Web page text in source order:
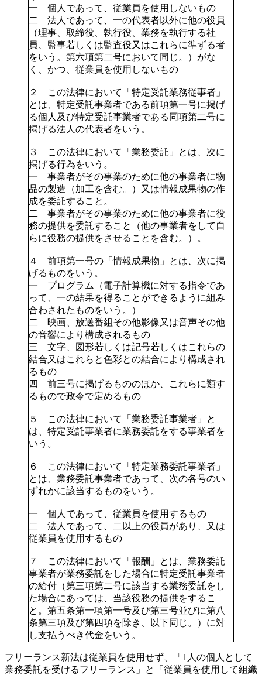
一 個人であって、従業員を使用しないもの
二 法人であって、一の代表者以外に他の役員
（理事、取締役、執行役、業務を執行する社
員、監事若しくは監査役又はこれらに準ずる者
をいう。第六項第二号において同じ。）がな
く、かつ、従業員を使用しないもの
２ この法律において「特定受託業務従事者」
とは、特定受託事業者である前項第一号に掲げ
る個人及び特定受託事業者である同項第二号に
掲げる法人の代表者をいう。
３ この法律において「業務委託」とは、次に
掲げる行為をいう。
一 事業者がその事業のために他の事業者に物
品の製造（加工を含む。）又は情報成果物の作
成を委託すること。
二 事業者がその事業のために他の事業者に役
務の提供を委託すること（他の事業者をして自
らに役務の提供をさせることを含む。）。
４ 前項第一号の「情報成果物」とは、次に掲
げるものをいう。
一 プログラム（電子計算機に対する指令であ
って、一の結果を得ることができるように組み
合わされたものをいう。）
二 映画、放送番組その他影像又は音声その他
の音響により構成されるもの
三 文字、図形若しくは記号若しくはこれらの
結合又はこれらと色彩との結合により構成され
るもの
四 前三号に掲げるもののほか、これらに類す
るもので政令で定めるもの
５ この法律において「業務委託事業者」と
は、特定受託事業者に業務委託をする事業者を
いう。
６ この法律において「特定業務委託事業者」
とは、業務委託事業者であって、次の各号のい
ずれかに該当するものをいう。
一 個人であって、従業員を使用するもの
二 法人であって、二以上の役員があり、又は
従業員を使用するもの
７ この法律において「報酬」とは、業務委託
事業者が業務委託をした場合に特定受託事業者
の給付（第三項第二号に該当する業務委託をし
た場合にあっては、当該役務の提供をするこ
と。第五条第一項第一号及び第三号並びに第八
条第三項及び第四項を除き、以下同じ。）に対
し支払うべき代金をいう。
フリーランス新法は従業員を使用せず、「1人の個人として
業務委託を受けるフリーランス」と「従業員を使用して組織